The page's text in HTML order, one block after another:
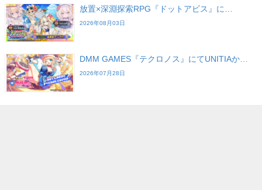
放置×深淵探索RPG『ドットアビス』に…
2026年08月03日
DMM GAMES『テクロノス』にてUNITIAか…
2026年07月28日